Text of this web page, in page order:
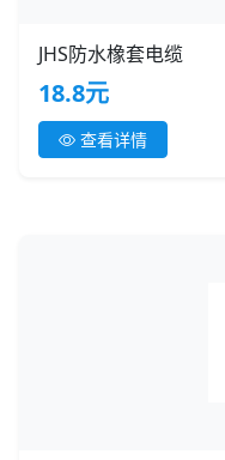
JHS防水橡套电缆
18.8元
查看详情